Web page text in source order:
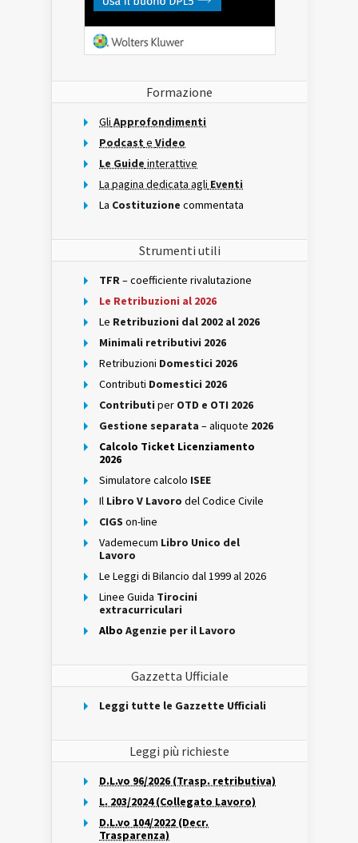
Formazione
Gli Approfondimenti
Podcast e Video
Le Guide interattive
La pagina dedicata agli Eventi
La Costituzione commentata
Strumenti utili
TFR– coefficiente rivalutazione
Le Retribuzioni al 2026
Le Retribuzioni dal 2002 al 2026
Minimali retributivi 2026
Retribuzioni Domestici 2026
Contributi Domestici 2026
Contributi per OTD e OTI 2026
Gestione separata – aliquote 2026
Calcolo Ticket Licenziamento
2026
Simulatore calcolo ISEE
Il Libro V Lavoro del Codice Civile
CIGS on-line
Vademecum Libro Unico del
Lavoro
Le Leggi di Bilancio dal 1999 al 2026
Linee Guida Tirocini
extracurriculari
Albo Agenzie per il Lavoro
Gazzetta Ufficiale
Leggi tutte le Gazzette Ufficiali
Leggi più richieste
D.L.vo 96/2026 (Trasp. retributiva)
L. 203/2024 (Collegato Lavoro)
D.L.vo 104/2022 (Decr.
Trasparenza)